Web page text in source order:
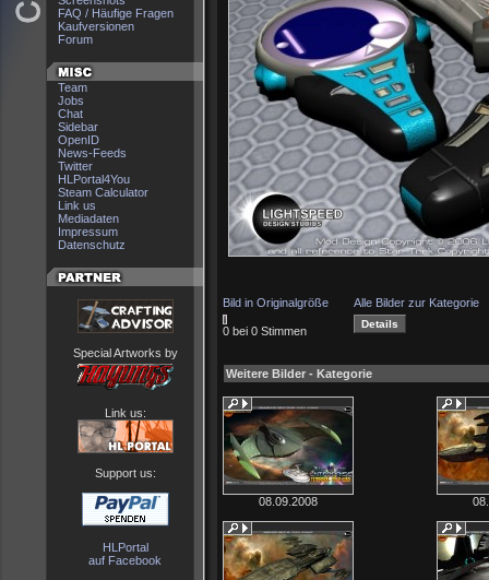
FAQ / Häufige Fragen
Kaufversionen
Forum
Team
Jobs
Chat
Sidebar
OpenID
News-Feeds
Twitter
HLPortal4You
Steam Calculator
Link us
Mediadaten
Impressum
Datenschutz
Special Artworks by
Link us:
Support us:
HLPortal
auf Facebook
Bild in Originalgröße Alle Bilder zur Kategorie
0 bei 0 Stimmen
Weitere Bilder - Kategorie
08.09.2008